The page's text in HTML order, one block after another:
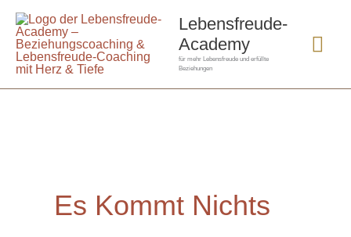
Zum
Inhalt
springen
Lebensfreude-
Academy
für mehr Lebensfreude und erfüllte
Beziehungen
Es Kommt Nichts